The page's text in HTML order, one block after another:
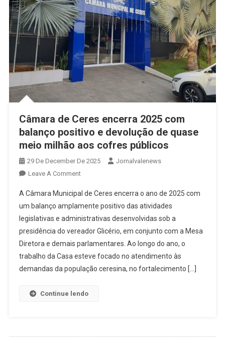
Câmara de Ceres encerra 2025 com
balanço positivo e devolução de quase
meio milhão aos cofres públicos
29 De December De 2025
Jornalvalenews
Leave A CommentOn
De
Ceres
Encerra
2025
Com
Balanço
Positivo
A Câmara Municipal de Ceres encerra o ano de 2025 com
um balanço amplamente positivo das atividades
legislativas e administrativas desenvolvidas sob a
presidência do vereador Glicério, em conjunto com a Mesa
Diretora e demais parlamentares. Ao longo do ano, o
trabalho da Casa esteve focado no atendimento às
demandas da população ceresina, no fortalecimento […]
Continue lendo